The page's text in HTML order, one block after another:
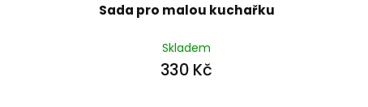
Sada pro malou kuchařku
Skladem
330 Kč